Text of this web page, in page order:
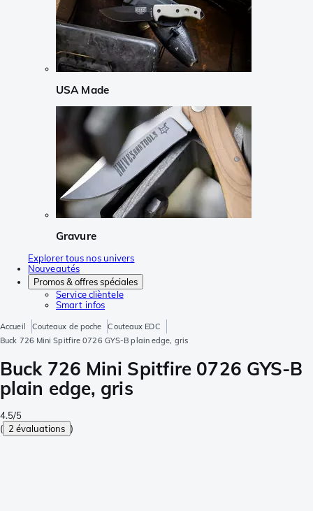
USA Made
Gravure
Explorer tous nos univers
Nouveautés
Promos & offres spéciales
Service clièntele
Smart infos
Accueil Couteaux de poche
Couteaux EDC
Buck 726 Mini Spitfire 0726 GYS-B plain edge, gris
Buck 726 Mini Spitfire 0726 GYS-B
plain edge, gris
4.5/5
( 2 évaluations )